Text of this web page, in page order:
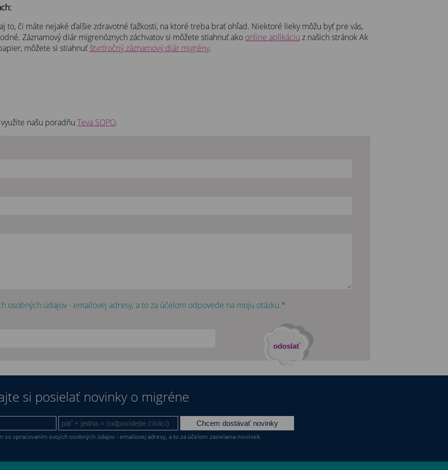
to, či máte nejaké ďalšie zdravotné ťažkosti, na ktoré treba brať ohľad. Niektoré lieky môžu byť pre vás,
Záznamový diár migrenóznych záchvatov si môžete stiahnuť ako online aplikáciu z našich stránok Ak
môžete si stiahnuťštvrťročný záznamový diár migrény.
našu poradňu Teva SOPO.
osobných údajov - emailovej adresy, a to za účelom odpovede na moju otázku.*
si posielať novinky o migréne
so spracovaním svojich osobných údajov - emailovej adresy, a to za účelom zasielania noviniek.